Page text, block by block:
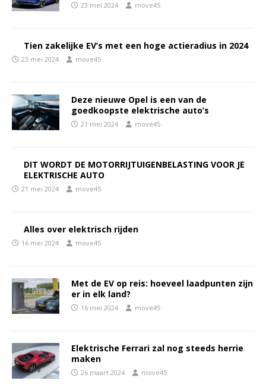
23 mei 2024 move45
Tien zakelijke EV’s met een hoge actieradius in 2024
23 mei 2024 move45
Deze nieuwe Opel is een van de
goedkoopste elektrische auto’s
21 mei 2024 move45
DIT WORDT DE MOTORRIJTUIGENBELASTING VOOR JE
ELEKTRISCHE AUTO
21 mei 2024 move45
Alles over elektrisch rijden
16 mei 2024 move45
Met de EV op reis: hoeveel laadpunten zijn
er in elk land?
16 mei 2024 move45
Elektrische Ferrari zal nog steeds herrie
maken
26 maart 2024 move45